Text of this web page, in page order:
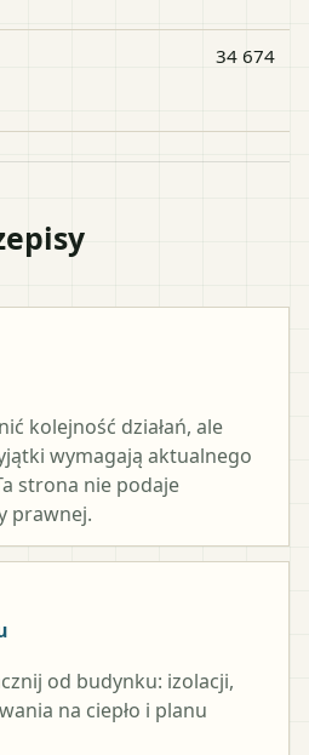
34 674
kolejność działań, ale
wymagają aktualnego
strona nie podaje
prawnej.
od budynku: izolacji,
na ciepło i planu